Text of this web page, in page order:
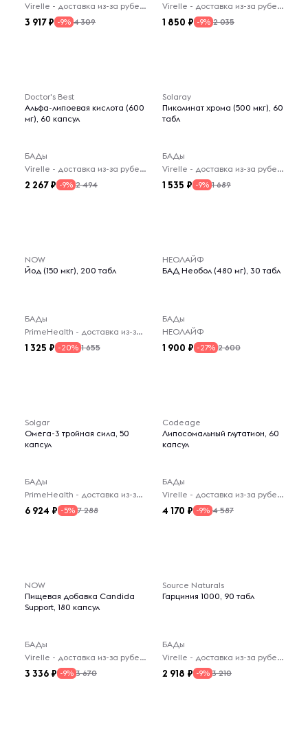
Virelle - доставка из-за рубежа
3 917 -9% 4 309
Virelle - доставка из-за рубежа
1 850 -9% 2 035
Doctor's Best
Альфа-липоевая кислота (600
мг), 60 капсул
БАДы
Virelle - доставка из-за рубежа
2 267 -9% 2 494
Solaray
Пиколинат хрома (500 мкг), 60
табл
БАДы
Virelle - доставка из-за рубежа
1 535 -9% 1 689
NOW
Йод (150 мкг), 200 табл
БАДы
PrimeHealth - доставка из-за рубежа
1 325 -20% 1 655
НЕОЛАЙФ
БАД Необол (480 мг), 30 табл
БАДы
НЕОЛАЙФ
1 900 -27% 2 600
Solgar
Омега-3 тройная сила, 50
капсул
БАДы
PrimeHealth - доставка из-за рубежа
6 924 -5% 7 288
Codeage
Липосомальный глутатион, 60
капсул
БАДы
Virelle - доставка из-за рубежа
4 170 -9% 4 587
NOW
Пищевая добавка Candida
Support, 180 капсул
БАДы
Virelle - доставка из-за рубежа
3 336 -9% 3 670
Source Naturals
Гарциния 1000, 90 табл
БАДы
Virelle - доставка из-за рубежа
2 918 -9% 3 210